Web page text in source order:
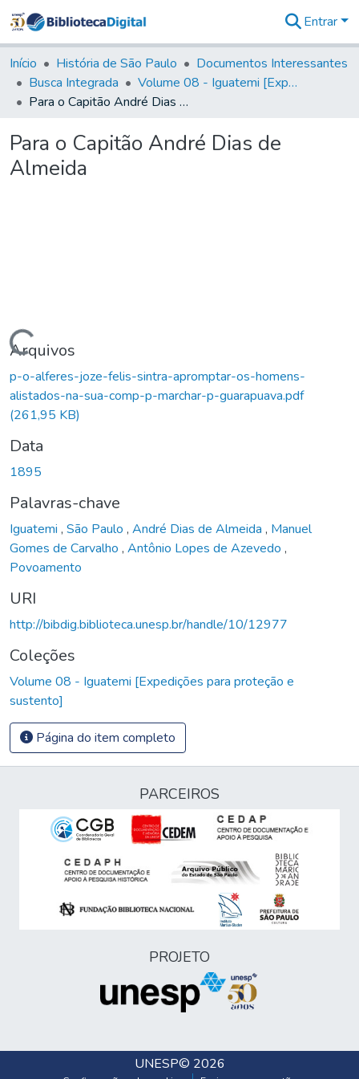
&
Coleções
Tudo na
Biblioteca
Estatísticas
Entrar
Início História de São Paulo
Documentos Interessantes
Busca Integrada
Volume 08 - Iguatemi [Expedições para proteção e sustento]
Para o Capitão André Dias de Almeida
Para o Capitão André Dias de
Almeida
Carregando...
Arquivos
p-o-alferes-joze-felis-sintra-apromptar-os-homens-
alistados-na-sua-comp-p-marchar-p-guarapuava.pdf
(261,95 KB)
Data
1895
Palavras-chave
Iguatemi , São Paulo , André Dias de Almeida , Manuel
Gomes de Carvalho , Antônio Lopes de Azevedo ,
Povoamento
URI
http://bibdig.biblioteca.unesp.br/handle/10/12977
Coleções
Volume 08 - Iguatemi [Expedições para proteção e
sustento]
Página do item completo
PARCEIROS
PROJETO
UNESP© 2026